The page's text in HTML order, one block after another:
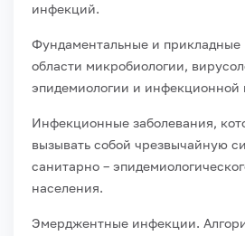
инфекций.
Фундаментальные и прикладные
области микробиологии,
эпидемиологии и инфекционной
Инфекционные заболевания,
вызывать собой чрезвычайную
санитарно –
населения.
Эмерджентные инфекции.